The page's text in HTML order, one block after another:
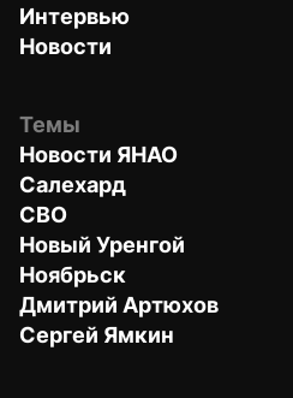
Интервью
Новости
Темы
Новости ЯНАО
Салехард
СВО
Новый Уренгой
Ноябрьск
Дмитрий Артюхов
Сергей Ямкин